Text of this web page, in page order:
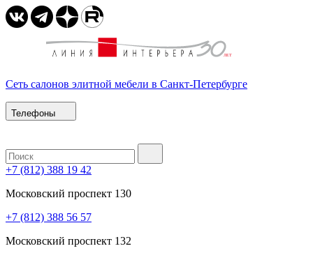
Сеть салонов элитной мебели в Санкт-Петербурге
Телефоны
+7 (812) 388 19 42
Московский проспект 130
+7 (812) 388 56 57
Московский проспект 132